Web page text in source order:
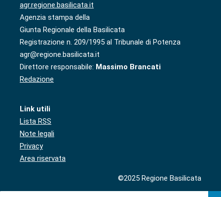
agr.regione.basilicata.it
Agenzia stampa della
Giunta Regionale della Basilicata
Registrazione n. 209/1995 al Tribunale di Potenza
agr@regione.basilicata.it
Direttore responsabile: Massimo Brancati
Redazione
Link utili
Lista RSS
Note legali
Privacy
Area riservata
©2025 Regione Basilicata